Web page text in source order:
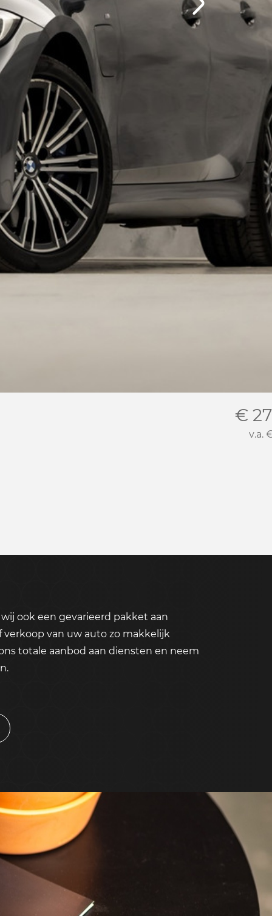
€
v.a.
ook een gevarieerd pakket aan
verkoop van uw auto zo makkelijk
totale aanbod aan diensten en neem